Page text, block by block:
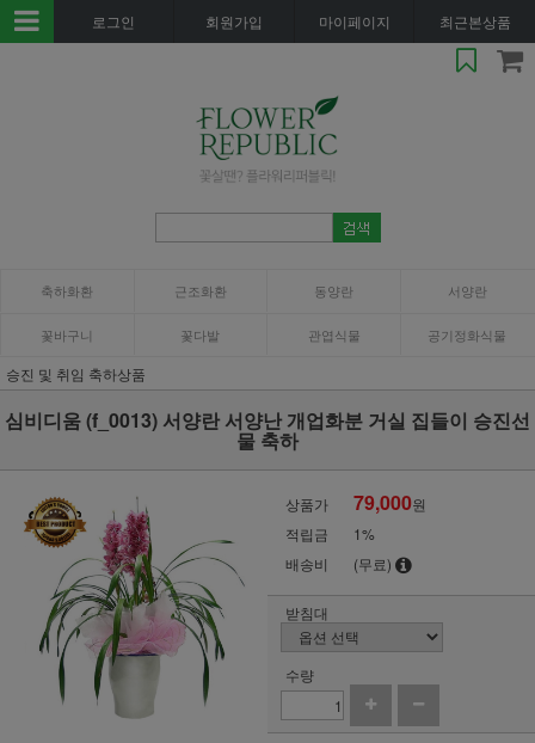
로그인 회원가입 마이페이지 최근본상품
축하화환 근조화환 동양란 서양란
꽃바구니 꽃다발 관엽식물 공기정화식물
승진 및 취임 축하상품
심비디움 (f_0013) 서양란 서양난 개업화분 거실 집들이 승진선
물 축하
상품가 79,000원
적립금
1%
배송비
(무료)
받침대
수량